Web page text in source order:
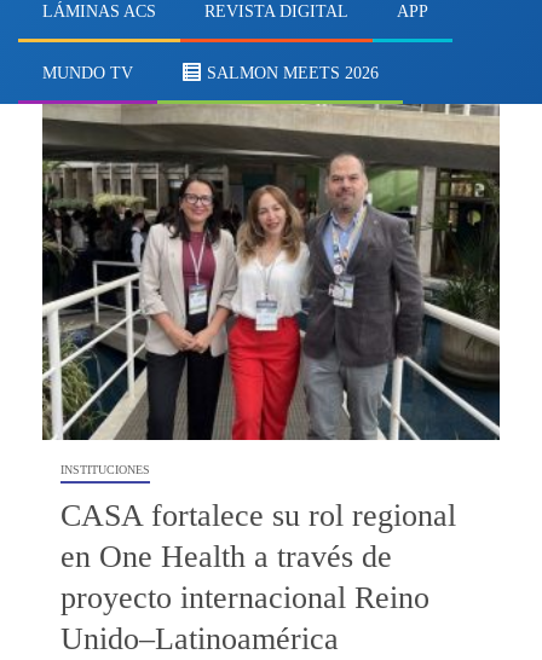
LÁMINAS ACS REVISTA DIGITAL APP
MUNDO TV SALMON MEETS 2026
CASA
INSTITUCIONES
CASA fortalece su rol regional
en One Health a través de
proyecto internacional Reino
Unido–Latinoamérica